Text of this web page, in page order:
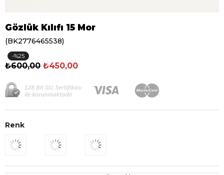
Gözlük Kılıfı 15 Mor
(BK2776465538)
25
₺600,00 ₺450,00
Renk